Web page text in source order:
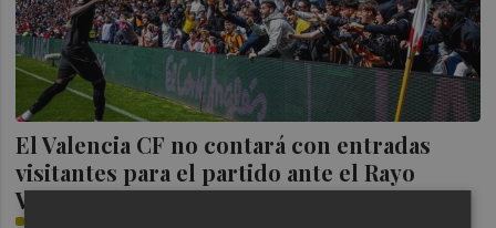
El Valencia CF no contará con entradas
visitantes para el partido ante el Rayo
Vallecano